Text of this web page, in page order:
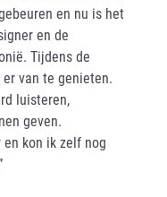
en nu is het
en de
Tijdens de
van te genieten.
luisteren,
geven.
kon ik zelf nog